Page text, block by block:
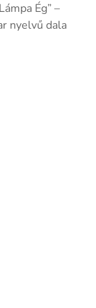
Ég” –
nyelvű dala